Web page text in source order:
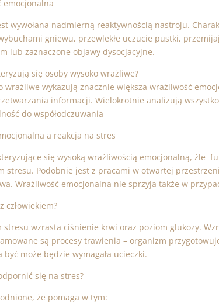
emocjonalna
wywołana nadmierną reaktywnością nastroju.
gniewu, przewlekłe uczucie pustki,
lub zaznaczone objawy dysocjacyjne.
się osoby wysoko wrażliwe?
wrażliwe wykazują znacznie większa wrażliwość
informacji. Wielokrotnie analizują
do współodczuwania
a reakcja na stres
się wysoką wrażliwością emocjonalną, źle
stresu. Podobnie jest z pracami w otwartej
Wrażliwość emocjonalna nie sprzyja także w
człowiekiem?
stresu wzrasta ciśnienie krwi oraz poziom glukozy.
są procesy trawienia – organizm
być może będzie wymagała ucieczki.
się na stres?
że pomaga w tym: